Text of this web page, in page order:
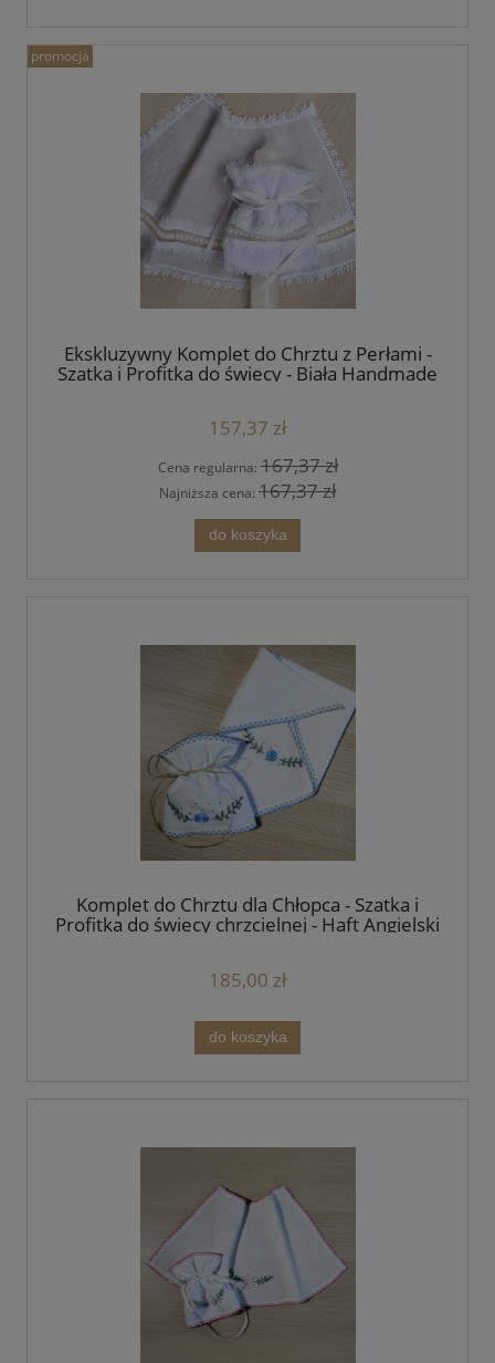
Ekskluzywny Komplet do Chrztu z Perłami -
Szatka i Profitka do świecy - Biała Handmade
157,37 zł
Cena regularna:167,37 zł
Najniższa cena: 167,37 zł
do koszyka
promocja
Komplet do Chrztu dla Chłopca - Szatka i
Profitka do świecy chrzcielnej - Haft Angielski
185,00 zł
do koszyka